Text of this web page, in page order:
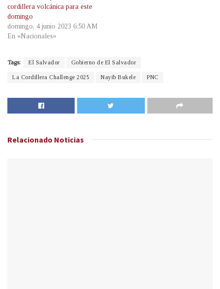
cordillera volcánica para este
domingo
domingo, 4 junio 2023 6:50 AM
En «Nacionales»
Tags: El Salvador Gobierno de El Salvador
La Cordillera Challenge 2025 Nayib Bukele PNC
Relacionado Noticias